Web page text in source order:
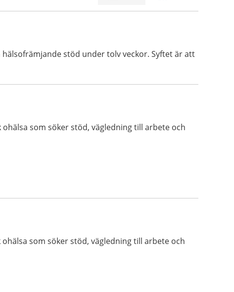
stöd under tolv veckor. Syftet är att
som söker stöd, vägledning till arbete och
som söker stöd, vägledning till arbete och